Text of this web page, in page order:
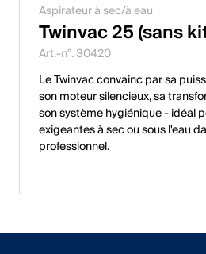
Aspirateur à sec/à eau
Twinvac 25 (sans
Art.-n°. 30420
Le Twinvac convainc par sa
son moteur silencieux, sa
son système hygiénique - idéal
exigeantes à sec ou sous l'eau
professionnel.